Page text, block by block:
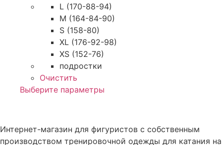
на
странице
3190,00 ₽
–
L (170-88-94)
M (164-84-90)
S (158-80)
XL (176-92-98)
XS (152-76)
подростки
Очистить
Выберите параметры
вариаций.
Интернет-магазин для фигуристов с собственным
производством тренировочной одежды для катания на